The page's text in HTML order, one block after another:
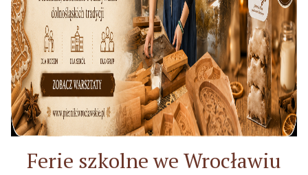
Ferie szkolne we Wrocławiu